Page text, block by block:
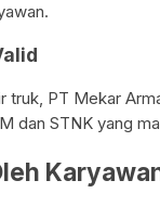
truk, PT Mekar
dan STNK yang